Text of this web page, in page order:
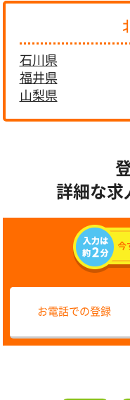
石川県
福井県
山梨県
詳細な求
お電話での登録